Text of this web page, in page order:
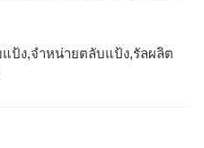
ป้ง,จำหน่ายตลับแป้ง,รัลผลิต